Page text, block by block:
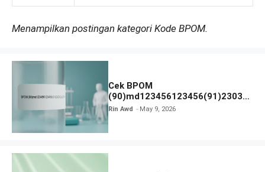
Menampilkan postingan kategori Kode BPOM.
Cek BPOM
(90)md123456123456(91)23031
2 Apakah Terdaftar?
Rin Awd May 9, 2026